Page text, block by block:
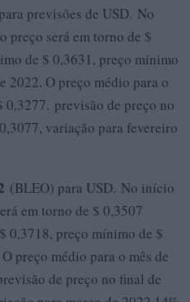
previsões de USD. No
preço será em torno de $
de $ 0,3631, preço mínimo
2022. O preço médio para o
0,3277. previsão de preço no
variação para fevereiro
(BLEO) para USD. No início
em torno de $ 0,3507
0,3718, preço mínimo de $
preço médio para o mês de
de preço no final de